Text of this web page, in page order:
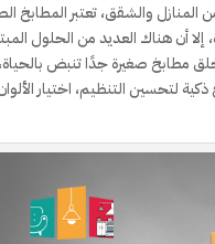
والشقق، تعتبر المطابخ
أن هناك العديد من الحلول
مطابخ صغيرة جدًا تنبض
لتحسين التنظيم، اختيار